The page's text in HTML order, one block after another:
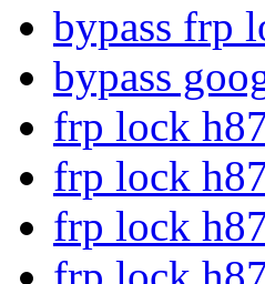
bypass frp
bypass
frp lock
frp lock
frp lock